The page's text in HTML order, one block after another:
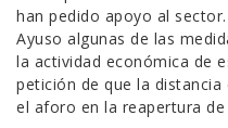
han pedido apoyo al
Ayuso algunas de las
la actividad económica de
petición de que la distancia
el aforo en la reapertura